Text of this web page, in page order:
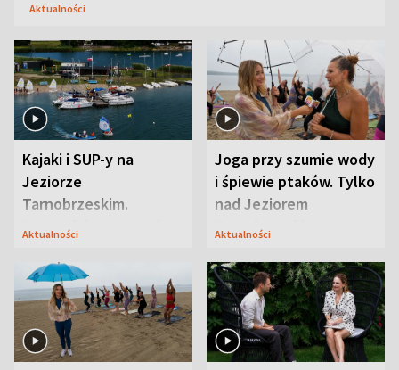
Aktualności
Kajaki i SUP-y na
Jeziorze
Tarnobrzeskim.
Przyrodnicy zwracają
Aktualności
Joga przy szumie wody
i śpiewie ptaków. Tylko
nad Jeziorem
Tarnobrzeskim
Aktualności